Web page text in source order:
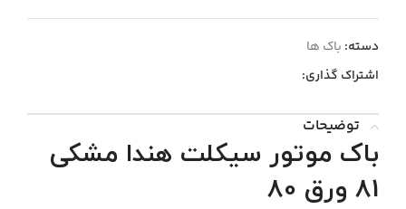
دسته: باک ها
اشتراک گذاری:
توضیحات
باک موتور سیکلت هندا مشکی
81 ورق 80